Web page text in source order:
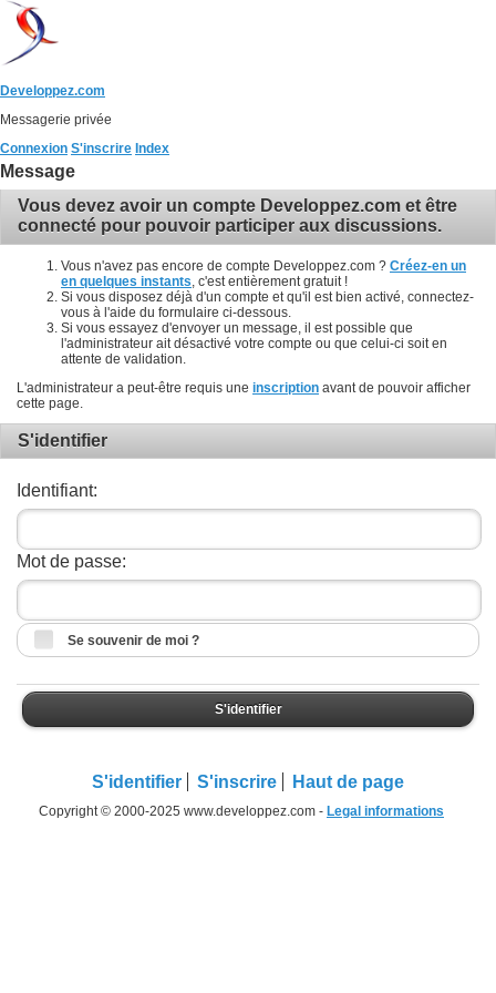
Developpez.com
Messagerie privée
Connexion S'inscrire Index
Message
Vous devez avoir un compte Developpez.com et être
connecté pour pouvoir participer aux discussions.
Vous n'avez pas encore de compte Developpez.com ? Créez-en un
en quelques instants , c'est entièrement gratuit !
Si vous disposez déjà d'un compte et qu'il est bien activé, connectez-
vous à l'aide du formulaire ci-dessous.
Si vous essayez d'envoyer un message, il est possible que
l'administrateur ait désactivé votre compte ou que celui-ci soit en
attente de validation.
L'administrateur a peut-être requis une inscription avant de pouvoir afficher
cette page.
S'identifier
Identifiant:
Mot de passe:
Se souvenir de moi ?
S'identifier
S'identifier S'inscrire Haut de page
Copyright © 2000-2025 www.developpez.com - Legal informations